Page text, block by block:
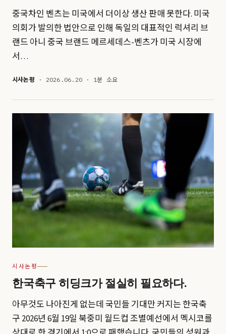
중국차인 벤츠는 미국에서 더이상 생산 판매 못한다. 미국
의회가 발의한 법안으로 인해 독일의 대표적인 럭셔리 브
랜드 아니 중국 브랜드 메르세데스-벤츠가 미국 시장에
서…
시사논평 · 2026.06.20 · 1분 소요
시사논평
한국축구 히딩크가 절실히 필요하다.
아무것도 나아진게 없는데 국민들 기대만 커지는 한국축
구 2026년 6월 19일 북중미 월드컵 조별예선에서 멕시코를